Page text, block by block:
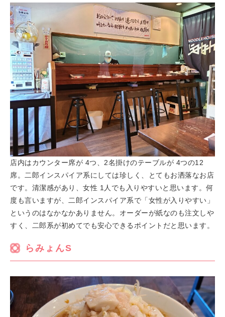
店内はカウンター席が 4つ、2名掛けのテーブルが 4つの12
席。二郎インスパイア系にしては珍しく、とてもお洒落なお店
です。清潔感があり、女性 1人でも入りやすいと思います。何
度も言いますが、二郎インスパイア系で「女性が入りやすい」
というのはなかなかありません。オーダーが紙なのも注文しや
すく、二郎系が初めてでも安心できるポイントだと思います。
らみょんS